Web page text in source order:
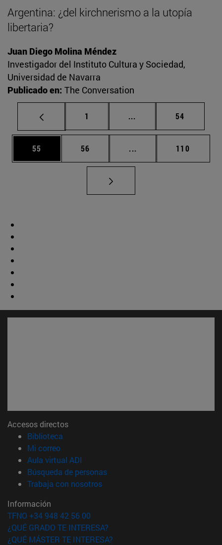
Argentina: ¿del kirchnerismo a la utopía
libertaria?
Juan Diego Molina Méndez
Investigador del Instituto Cultura y Sociedad,
Universidad de Navarra
Publicado en: The Conversation
Página
1 ... Páginas intermedias
Página
54
Página
55 Página
56 ... Páginas intermedias
Página
110
Accesos directos
Biblioteca
Mi correo(abre en nueva ventana)
Aula virtual ADI
Búsqueda de personas(abre en nueva ventana)
Trabaja con nosotros(abre en nueva ventana)
Información
TFNO +34 948 42 56 00
¿QUÉ GRADO TE INTERESA?
¿QUÉ MÁSTER TE INTERESA?